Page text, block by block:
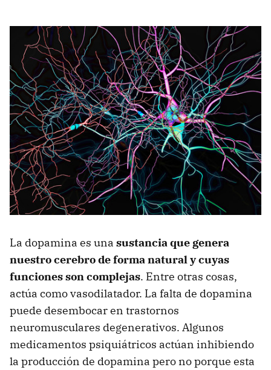
La dopamina es una sustancia que genera
nuestro cerebro de forma natural y cuyas
funciones son complejas. Entre otras cosas,
actúa como vasodilatador. La falta de dopamina
puede desembocar en trastornos
neuromusculares degenerativos. Algunos
medicamentos psiquiátricos actúan inhibiendo
la producción de dopamina pero no porque esta